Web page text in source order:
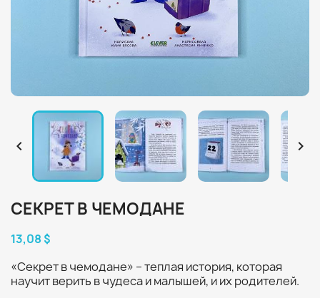
 
СЕКРЕТ В ЧЕМОДАНЕ
13,08 $
«Секрет в чемодане» – теплая история, которая
научит верить в чудеса и малышей, и их родителей.